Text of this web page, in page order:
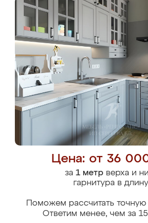
Цена: от 36
за 1 метрверха и
гарнитура в длину
Поможем рассчитать точную
Ответим менее, чем за